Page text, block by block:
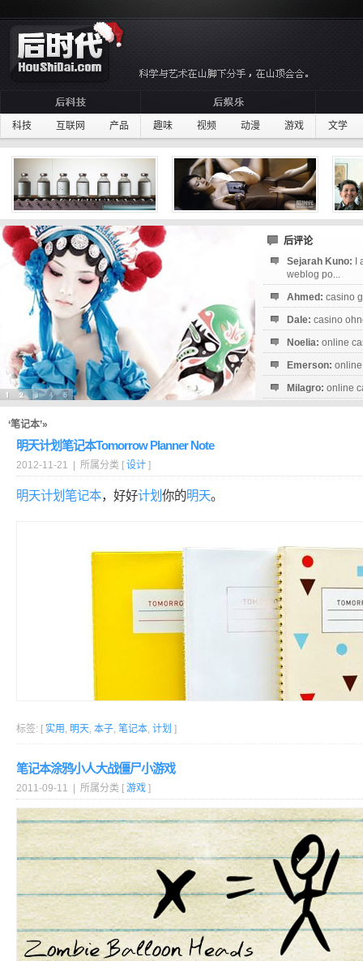
科技 互联网 产品 趣味 视频 动漫 游戏 文学
后评论
Sejarah Kuno:
weblog po...
Ahmed: casino
Dale: casino
Noelia: online
Emerson:
Milagro: online
‘笔记本’»
明天计划笔记本Tomorrow Planner Note
2012-11-21 | 所属分类 [ 设计 ]
明天计划 笔记本，好好计划 你的明天。
标签: [ 实用 , 明天, 本子, 笔记本, 计划 ]
笔记本涂鸦小人大战僵尸小游戏
2011-09-11 | 所属分类 [ 游戏 ]